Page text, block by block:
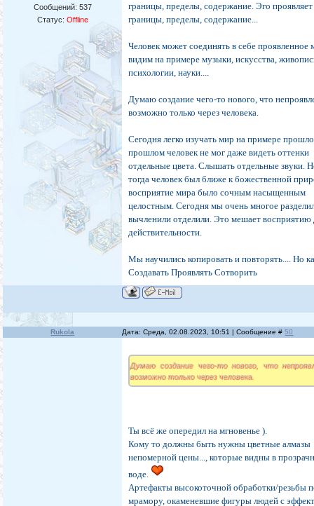
Сообщений: 537
Статус: Offline
границы, пределы, содержание. Эго
границы, пределы, содержание...
Человек может соединять в себе проявленное
видим на примере музыки, искусства,
психологии, науки....
Думаю создание чего-то нового, что
возможно только через человека.
Сегодня легко изучать мир на примере
прошлом человек не мог даже видеть оттенки
отдельные цвета. Слышать отдельные звуки.
тогда человек был ближе к божественной
восприятие мира было сочным насыщенным
целостным. Сегодня мы очень многое
вычленили отделили. Это мешает восприятию
действительности.
Мы научились копировать и повторять.... Но
Создавать Проявлять Сотворить
Rukola Дата: Среда, 02.08.2023, 10:51 | Сообщение #50
Думаю создание чего-то нового, что
возможно только через человека.
Ты всё же опередил на мгновенье ).
Кому то должны быть нужны цветные алмазы
непомерной цены..., которые видны в
воде.
Артефакты высокоточной обработки/резьбы
мрамору, окаменевшие фигуры людей с